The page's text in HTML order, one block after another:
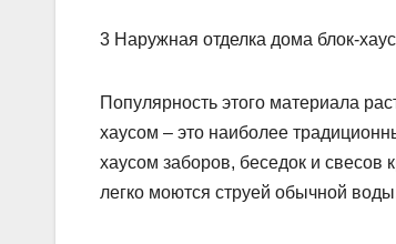
3 Наружная отделка дома блок-
Популярность этого материала
хаусом – это наиболее
хаусом заборов, беседок и свесов
легко моются струей обычной